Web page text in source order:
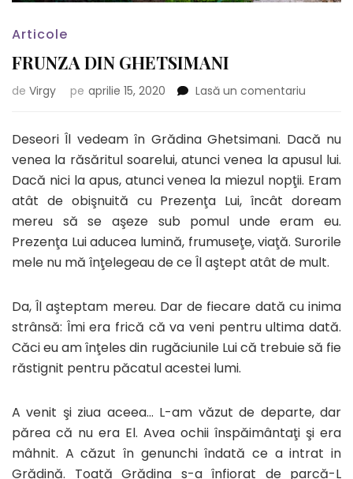
Articole
FRUNZA DIN GHETSIMANI
de Virgy pe aprilie 15, 2020 Lasă un comentariu
Deseori Îl vedeam în Grădina Ghetsimani. Dacă nu
venea la răsăritul soarelui, atunci venea la apusul lui.
Dacă nici la apus, atunci venea la miezul nopţii. Eram
atât de obişnuită cu Prezenţa Lui, încât doream
mereu să se aşeze sub pomul unde eram eu.
Prezenţa Lui aducea lumină, frumuseţe, viaţă. Surorile
mele nu mă înţelegeau de ce Îl aştept atât de mult.
Da, Îl aşteptam mereu. Dar de fiecare dată cu inima
strânsă: Îmi era frică că va veni pentru ultima dată.
Căci eu am înţeles din rugăciunile Lui că trebuie să fie
răstignit pentru păcatul acestei lumi.
A venit şi ziua aceea… L-am văzut de departe, dar
părea că nu era El. Avea ochii înspăimântaţi şi era
mâhnit. A căzut în genunchi îndată ce a intrat in
Grădină. Toată Grădina s-a înfiorat de parcă-L